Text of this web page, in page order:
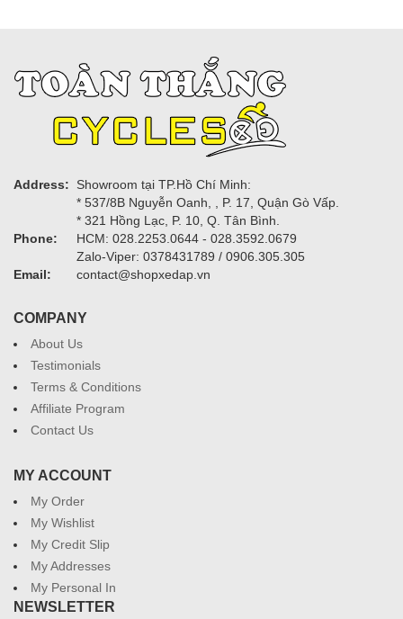
Address:
Showroom tại TP.Hồ Chí Minh:
* 537/8B Nguyễn Oanh, , P. 17, Quận Gò Vấp.
* 321 Hồng Lạc, P. 10, Q. Tân Bình.
Phone:
HCM: 028.2253.0644 - 028.3592.0679
Zalo-Viper: 0378431789 / 0906.305.305
Email:
contact@shopxedap.vn
COMPANY
About Us
Testimonials
Terms & Conditions
Affiliate Program
Contact Us
MY ACCOUNT
My Order
My Wishlist
My Credit Slip
My Addresses
My Personal In
NEWSLETTER